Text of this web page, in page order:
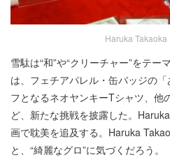
Haruka Takaoka
雪駄は“和”や“クリーチャー”をテ
は、フェチアパレル・缶バッジの
フとなるネオヤンキーTシャツ、他
ど、新たな挑戦を披露した。
画で耽美を追及する。Haruka
と、“綺麗なグロ”に気づくだろう。